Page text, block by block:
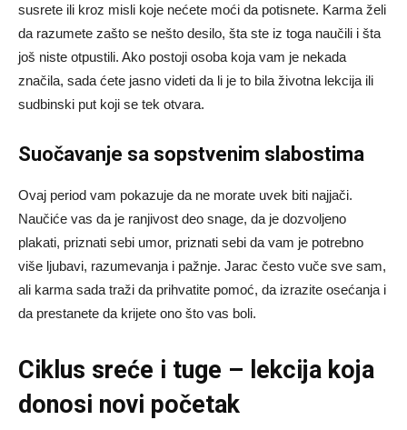
susrete ili kroz misli koje nećete moći da potisnete. Karma želi
da razumete zašto se nešto desilo, šta ste iz toga naučili i šta
još niste otpustili. Ako postoji osoba koja vam je nekada
značila, sada ćete jasno videti da li je to bila životna lekcija ili
sudbinski put koji se tek otvara.
Suočavanje sa sopstvenim slabostima
Ovaj period vam pokazuje da ne morate uvek biti najjači.
Naučiće vas da je ranjivost deo snage, da je dozvoljeno
plakati, priznati sebi umor, priznati sebi da vam je potrebno
više ljubavi, razumevanja i pažnje. Jarac često vuče sve sam,
ali karma sada traži da prihvatite pomoć, da izrazite osećanja i
da prestanete da krijete ono što vas boli.
Ciklus sreće i tuge – lekcija koja
donosi novi početak